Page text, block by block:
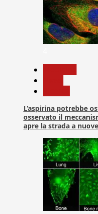
L’aspirina potrebbe
osservato il
apre la strada a